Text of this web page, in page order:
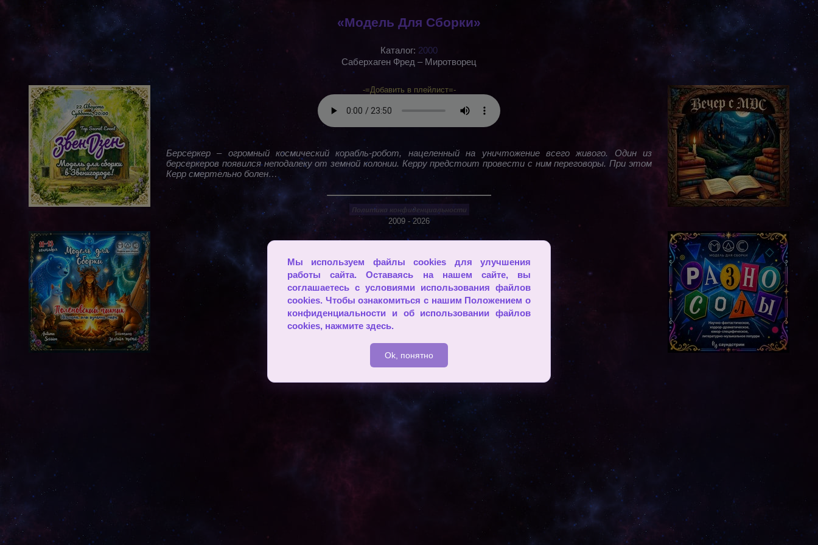
Мы используем файлы cookies для улучшения
работы сайта. Оставаясь на нашем сайте, вы
соглашаетесь с условиями использования файлов
cookies. Чтобы ознакомиться с нашим Положением о
конфиденциальности и об использовании файлов
cookies, нажмите здесь.
Ok, понятно
«Модель Для Сборки»
Каталог: 2000
Саберхаген Фред – Миротворец
-=Добавить в плейлист=-
Берсеркер – огромный космический корабль-робот, нацеленный на уничтожение всего живого. Один из
берсеркеров появился неподалеку от земной колонии. Керру предстоит провести с ним переговоры. При этом
Керр смертельно болен…
2009 - 2026